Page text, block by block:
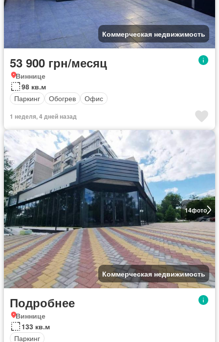
Коммерческая недвижимость
53 900 грн/месяц
Виннице
98 кв.м
Паркинг
Обогрев Офис
1 неделя, 4 дней назад
14фото
Коммерческая недвижимость
Подробнее
Виннице
133 кв.м
Паркинг